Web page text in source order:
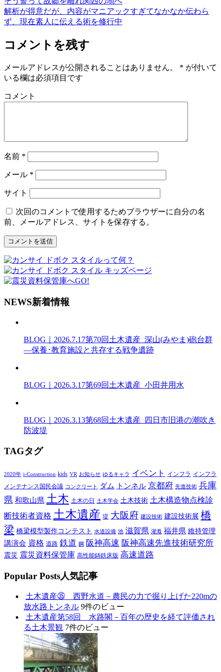
解析が得意だが、内容がマニアックすぎてなかなか伝わら
ず、現在素人に伝える術を修行中
コメントを残す
メールアドレスが公開されることはありません。 * が付いて
いる欄は必須項目です
コメント
名前 *
メール *
サイト
次回のコメントで使用するためブラウザーに自分の名
前、メールアドレス、サイトを保存する。
NEWS新着情報
BLOG｜2026.7.17第70回土木遺産_深山(みやま)砲台群
―保養･教育施設と共存する戦争遺跡
BLOG｜2026.3.17第69回土木遺産_小田井用水
BLOG｜2026.3.13第68回土木遺産_四日市旧港の潮吹き
防波堤
TAGタグ
2020年 i-Construction kids VR お知らせ ゆるキャラ イベント インフラ インフラ
メンテナンス国民会議 コンクリート ダム トンネル 京都府 先進技術 兵庫
県 和歌山県 土木 土木の日 土木学会 土木技術 土木構造物点検診
断技術者資格 土木遺産 堤 大阪府 建設技術 建設技術展 橋
梁 橋梁模型製作コンテスト 水道設備 池 滋賀県 灌漑 福井県 維持管理
講演会 資格 道路 鉄道 鋼 阪神高速 阪神高速先進技術研究所
震災 震災資料保管庫 高性能鋳鉄床版 高速道路
Popular Posts人気記事
土木遺産㉟ 西野水道－農民の力で掘り上げた220mの
放水路トンネル 9件のビュー
土木遺産第58回 水路閣－百年の歴史を経て評価され
る土木景観 7件のビュー